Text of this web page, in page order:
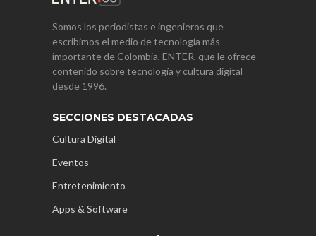
Somos los periodistas e ingenieros que
escribimos el medio de tecnología más
importante de Colombia, ENTER, que le ofrece
contenido sobre tecnología y cultura digital
desde 1996.
SECCIONES DESTACADAS
Cultura Digital
Eventos
Entretenimiento
Apps & Software